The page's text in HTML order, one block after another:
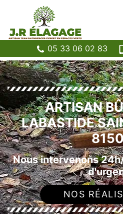
05 33 06 02 83
ARTISAN
LABASTIDE
Nous intervenons
NOS